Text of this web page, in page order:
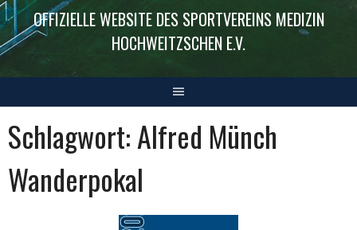
OFFIZIELLE WEBSITE DES SPORTVEREINS MEDIZIN
HOCHWEITZSCHEN E.V.
Schlagwort:Alfred Münch
Wanderpokal